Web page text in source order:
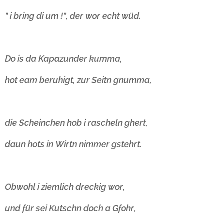
" i bring di um !", der wor echt wüd.
Do is da Kapazunder kumma,
hot eam beruhigt, zur Seitn gnumma,
die Scheinchen hob i rascheln ghert,
daun hots in Wirtn nimmer gstehrt.
Obwohl i ziemlich dreckig wor,
und für sei Kutschn doch a Gfohr,